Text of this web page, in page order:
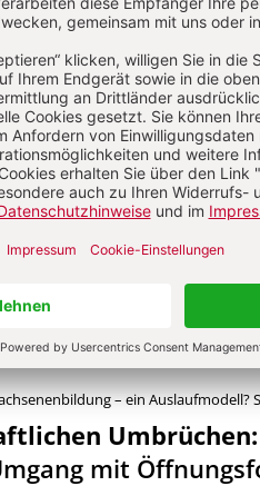
– ein Auslaufmodell?
Diakonie
– ein Auslaufmodell?
Umbrüchen:
mit